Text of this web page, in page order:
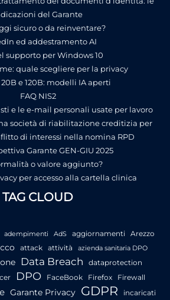
del Garante
sicuro o da reinventare?
ed addestramento AI
supporto per Windows 10
quale scegliere per la privacy
20B e 120B: modelli IA aperti
FAQ NIS2
e le e-mail personali usate per lavoro
società di riabilitazione creditizia per
di interessi nella nomina RPD
Garante GEN-GIU 2025
o valore aggiunto?
per accesso alla cartella clinica
TAG CLOUD
adempimenti AdS aggiornamenti Arezzo
attack attività
azienda sanitaria DPO
Data Breach
dataprotection
DPO FaceBook Firefox Firewall
Garante Privacy GDPR incaricati